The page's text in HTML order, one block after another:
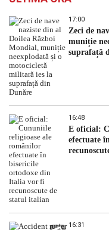
17:00
Zeci de
muniție
suprafață
16:48
E oficial:
efectuate
16:31